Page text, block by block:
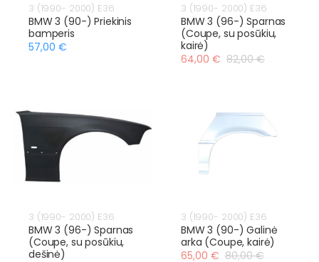
3 (1990- 2000) E36
BMW 3 (90-) Priekinis
bamperis
57,00 €
3 (1990- 2000) E36
BMW 3 (96-) Sparnas
(Coupe, su posūkiu,
kairė)
64,00 € 82,00 €
3 (1990- 2000) E36
BMW 3 (96-) Sparnas
(Coupe, su posūkiu,
dešinė)
3 (1990- 2000) E36
BMW 3 (90-) Galinė
arka (Coupe, kairė)
65,00 € 80,00 €